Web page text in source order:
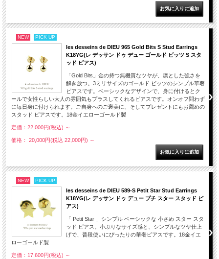
NEW PICK UP
les desseins de DIEU 965 Gold Bits S Stud Earrings
K18YG(レ デッサン ドゥ デュー ゴールド ビッツ S スタ
ッド ピアス)
「Gold Bits」金の持つ無機質なツヤが、凛とした強さを
解き放つ。3ミリサイズのゴールド ビッツのシンプル華奢
ピアスです。ベーシックなデザインで、身に付けるとク
ールで女性らしい大人の雰囲気もプラスしてくれるピアスです。オンオフ問わず
に毎日身に付けられます。ご自身へのご褒美に、そしてプレゼントにもお薦めの
スタッド ピアスです。18金イエローゴールド製
定価：22,000円(税込) ～
価格： 20,000円(税込 22,000円) ～
NEW PICK UP
les desseins de DIEU 589-S Petit Star Stud Earrings
K18YG(レ デッサン ドゥ デュー プチ スター スタッド ピ
アス)
「 Petit Star 」シンプル ベーシックな 小さめ スター スタ
ッド ピアス。小ぶりなサイズ感と、シンプルなツヤ仕上
げで、普段使いにぴったりの華奢ピアスです。18金イエ
ローゴールド製
定価：17,600円(税込) ～